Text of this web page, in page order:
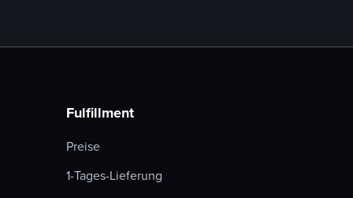
Fulfillment
Preise
1-Tages-Lieferung